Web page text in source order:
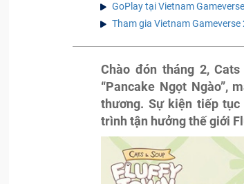
GoPlay tại Vietnam
Tham gia Vietnam
Chào đón tháng 2,
“Pancake Ngọt Ngào”,
thương. Sự kiện tiếp
trình tận hưởng thế giới